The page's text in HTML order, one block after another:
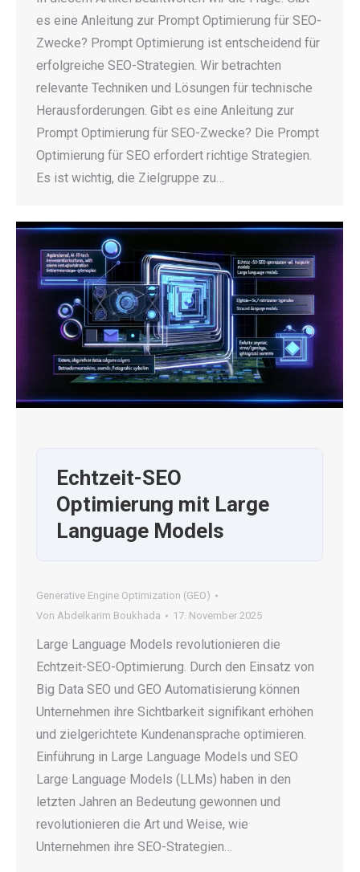
es eine Anleitung zur Prompt Optimierung für SEO-
Zwecke? Prompt Optimierung ist entscheidend für
erfolgreiche SEO-Strategien. Wir betrachten
relevante Techniken und Lösungen für technische
Herausforderungen. Gibt es eine Anleitung zur
Prompt Optimierung für SEO-Zwecke? Die Prompt
Optimierung für SEO erfordert richtige Strategien.
Es ist wichtig, die Zielgruppe zu…
Echtzeit-SEO
Optimierung mit Large
Language Models
Generative Engine Optimization (GEO)
Von Abdelkarim Boukhada 17. November 2025
Large Language Models revolutionieren die
Echtzeit-SEO-Optimierung. Durch den Einsatz von
Big Data SEO und GEO Automatisierung können
Unternehmen ihre Sichtbarkeit signifikant erhöhen
und zielgerichtete Kundenansprache optimieren.
Einführung in Large Language Models und SEO
Large Language Models (LLMs) haben in den
letzten Jahren an Bedeutung gewonnen und
revolutionieren die Art und Weise, wie
Unternehmen ihre SEO-Strategien…